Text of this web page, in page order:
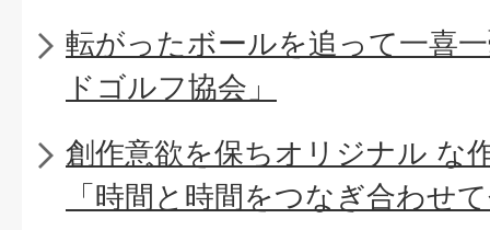
転がったボールを追って一喜
ドゴルフ協会」
創作意欲を保ちオリジナル な
「時間と時間をつなぎ合わせ